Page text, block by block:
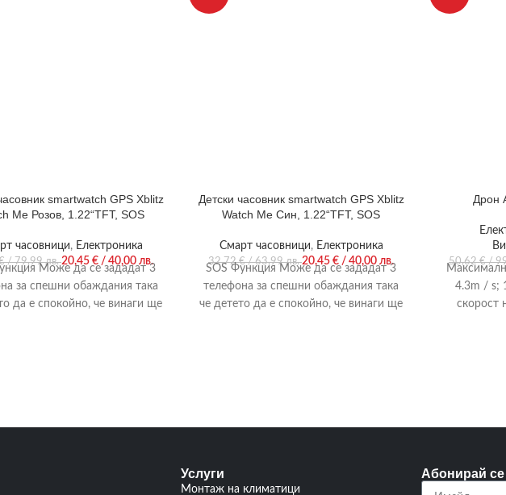
smartwatch GPS Xblitz
Me Розов, 1.22“TFT, SOS
часовници, Електроника
/ 79,99 лв.20,45 € / 40,00 лв.
Mоже да се зададат 3
за спешни обаждания така
да е спокойно, че винаги ще
Детски часовник smartwatch GPS Xblitz
Watch Me Син, 1.22“TFT, SOS
Смарт часовници, Електроника
32,72€/ 63,99 лв.20,45 € / 40,00 лв.
SOS Функция Mоже да се зададат 3
телефона за спешни обаждания така
че детето да е спокойно, че винаги ще
Дрон
50,62€/
4.3m / s;
скорост
Услуги
Монтаж на климатици
Абонирай се